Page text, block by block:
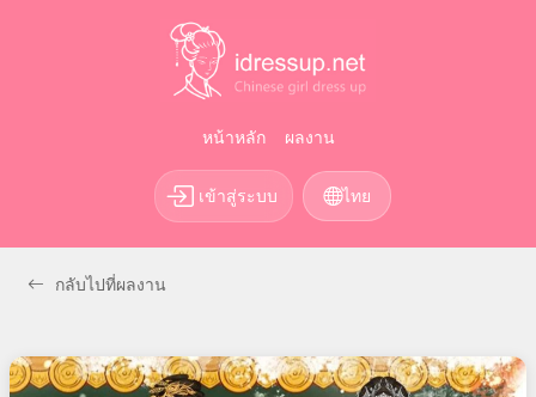
หน้าหลัก ผลงาน
เข้าสู่ระบบ ไทย
กลับไปที่ผลงาน